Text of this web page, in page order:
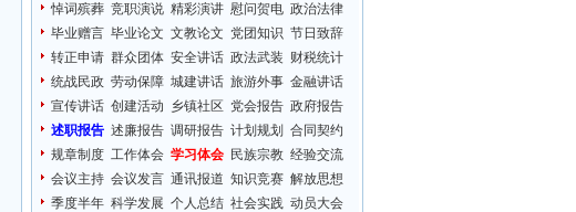
悼词殡葬 竞职演说 精彩演讲 慰问贺电 政治法律
毕业赠言 毕业论文 文教论文 党团知识 节日致辞
转正申请 群众团体 安全讲话 政法武装 财税统计
统战民政 劳动保障 城建讲话 旅游外事 金融讲话
宣传讲话 创建活动 乡镇社区 党会报告 政府报告
述职报告 述廉报告 调研报告 计划规划
合同契约
规章制度 工作体会 学习体会 民族宗教 经验交流
会议主持 会议发言 通讯报道 知识竞赛 解放思想
季度半年 科学发展 个人总结 社会实践 动员大会